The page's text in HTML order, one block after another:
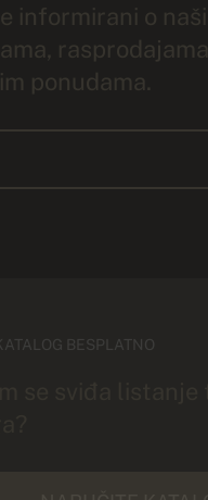
informirani o
ponudama.
BESPLATNO